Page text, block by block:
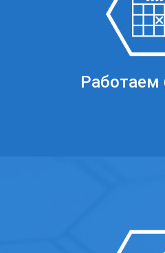
Работаем